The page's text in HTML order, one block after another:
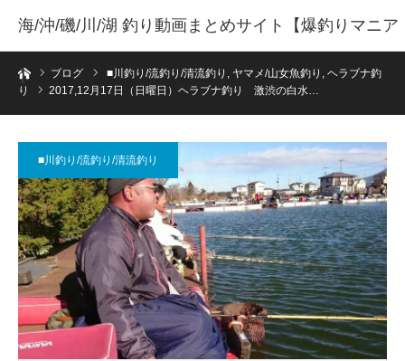
海/沖/磯/川/湖 釣り動画まとめサイト【爆釣りマニア
】ホームブログ ■川釣り/流釣り/清流釣り , ヤマメ/山女魚釣り , ヘラブナ釣
り
2017,12月17日（日曜日）ヘラブナ釣り 激渋の白水…
■川釣り/流釣り/清流釣り